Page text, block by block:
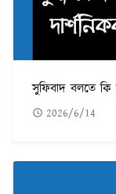
সুফিবাদ বলতে
2026/6/14